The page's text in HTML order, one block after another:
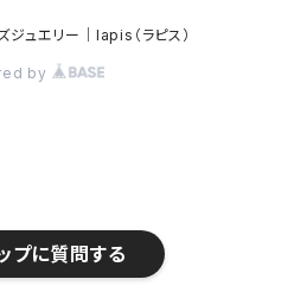
プに質問する
ュエリー｜lapis（ラピス）
by